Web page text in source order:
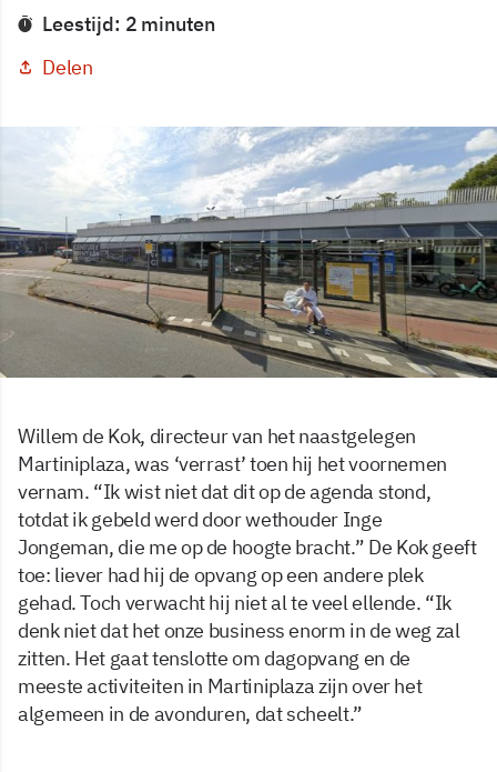
Leestijd: 2 minuten
Delen
Willem de Kok, directeur van het naastgelegen
Martiniplaza, was ‘verrast’ toen hij het voornemen
vernam. “Ik wist niet dat dit op de agenda stond,
totdat ik gebeld werd door wethouder Inge
Jongeman, die me op de hoogte bracht.” De Kok geeft
toe: liever had hij de opvang op een andere plek
gehad. Toch verwacht hij niet al te veel ellende. “Ik
denk niet dat het onze business enorm in de weg zal
zitten. Het gaat tenslotte om dagopvang en de
meeste activiteiten in Martiniplaza zijn over het
algemeen in de avonduren, dat scheelt.”